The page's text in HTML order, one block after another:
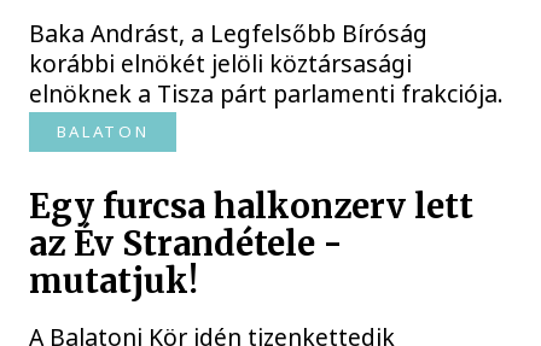
Baka Andrást, a Legfelsőbb Bíróság
korábbi elnökét jelöli köztársasági
elnöknek a Tisza párt parlamenti frakciója.
BALATON
Egy furcsa halkonzerv lett
az Év Strandétele -
mutatjuk!
A Balatoni Kör idén tizenkettedik